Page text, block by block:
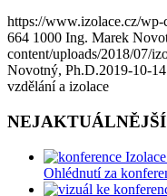
https://www.izolace.cz/
664 1000 Ing. Marek
content/uploads/2018/07/
Novotný, Ph.D.2019-10-
vzdělání a izolace
NEJAKTUÁLNĚJŠÍ
Ohlédnutí za